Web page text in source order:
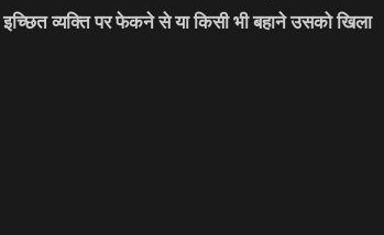
व्यक्ति पर फेकने से या किसी भी बहाने उसको खिला